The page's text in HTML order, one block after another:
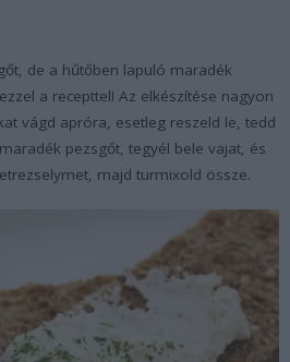
de a hűtőben lapuló maradék
a recepttel! Az elkészítése nagyon
vágd apróra, esetleg reszeld le, tedd
pezsgőt, tegyél bele vajat, és
majd turmixold össze.